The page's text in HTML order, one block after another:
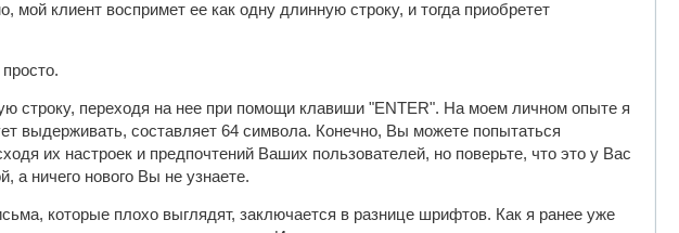
мой клиент воспримет ее как одну длинную строку, и тогда приобретет
строку, переходя на нее при помощи клавиши "ENTER". На моем личном опыте я
выдерживать, составляет 64 символа. Конечно, Вы можете попытаться
их настроек и предпочтений Ваших пользователей, но поверьте, что это у Вас
а ничего нового Вы не узнаете.
которые плохо выглядят, заключается в разнице шрифтов. Как я ранее уже